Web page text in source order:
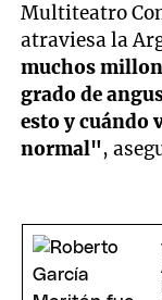
Multiteatro
atraviesa la
muchos
grado de
esto y cuándo
normal",